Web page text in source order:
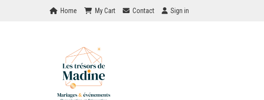
Home
Home My Cart
My Cart Checkout
Contact Checkout
Sign in